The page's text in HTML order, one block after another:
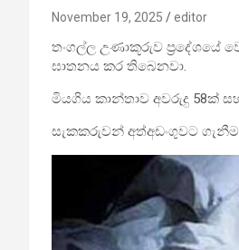
November 19, 2025 editor
තංගල්ල උණාකූරුව ප්‍රදේශයේ
ඝාතනය කර තිබෙනවා.
මියගිය කාන්තාව අවරුදු 58ක්
සැකකරුවන් අත්අඩංගුවට